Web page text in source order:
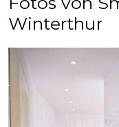
Winterthur